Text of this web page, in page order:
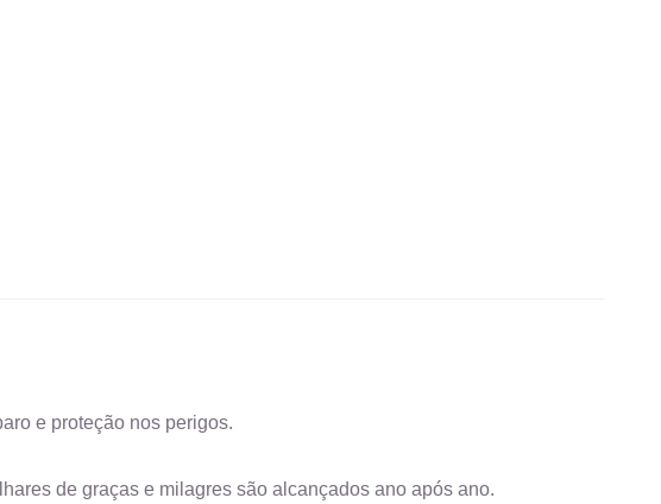
e proteção nos perigos.
de graças e milagres são alcançados ano após ano.